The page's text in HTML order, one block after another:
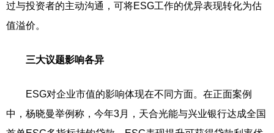
过与投资者的主动沟通，可将ESG工作的优异表现转化为估
值溢价。
三大议题影响各异
ESG对企业市值的影响体现在不同方面。在正面案例
中，杨晓曼举例称，今年3月，天合光能与兴业银行达成全国